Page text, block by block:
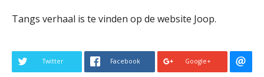
Tangs verhaal is te vinden op de website Joop.
Twitter Facebook Google+